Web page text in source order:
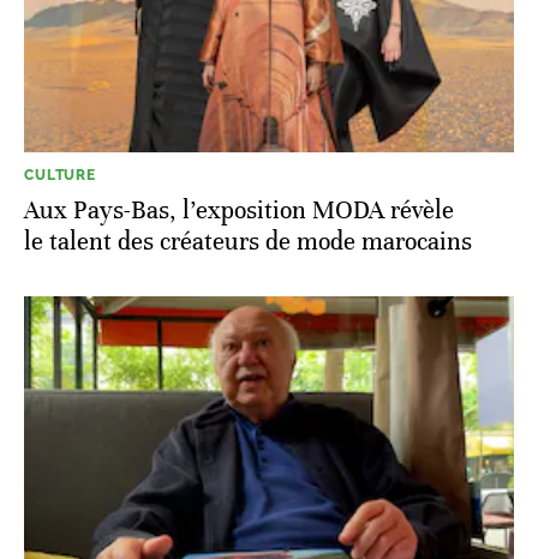
CULTURE
Aux Pays-Bas, l’exposition MODA révèle
le talent des créateurs de mode marocains